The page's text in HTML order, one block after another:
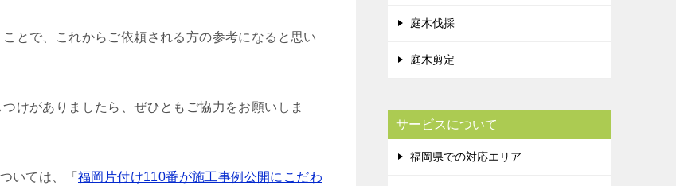
とで、これからご依頼される方の参考になると思い
けがありましたら、ぜひともご協力をお願いしま
いては、「 福岡片付け110番が施工事例公開にこだわ
庭木伐採
庭木剪定
サービスについて
福岡県での対応エリア